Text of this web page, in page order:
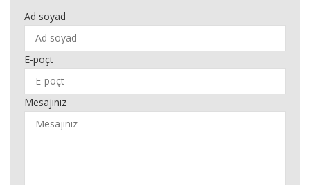
Ad soyad
E-poçt
Mesajınız